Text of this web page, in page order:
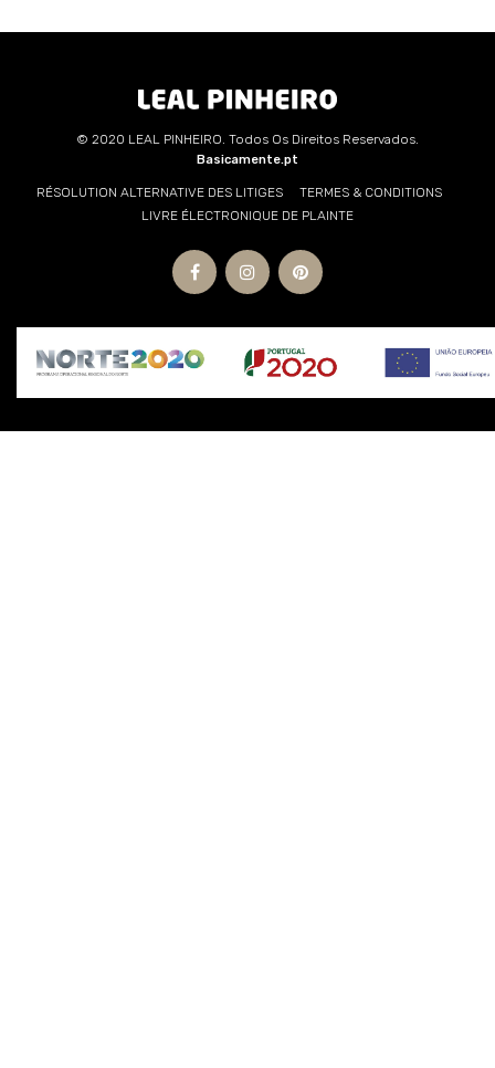
© 2020 LEAL PINHEIRO. Todos Os Direitos Reservados.
Basicamente.pt
RÉSOLUTION ALTERNATIVE DES LITIGES
TERMES & CONDITIONS
LIVRE ÉLECTRONIQUE DE PLAINTE